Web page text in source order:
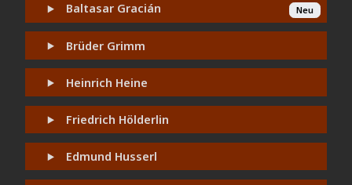
Baltasar Gracián Neu
Brüder Grimm
Heinrich Heine
Friedrich Hölderlin
Edmund Husserl